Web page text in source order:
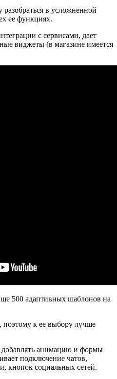
в усложненной
ее функциях.
с сервисами, дает
виджеты (в магазине имеется
500 адаптивных шаблонов на
поэтому к ее выбору лучше
добавлять анимацию и формы
подключение чатов,
кнопок социальных сетей.